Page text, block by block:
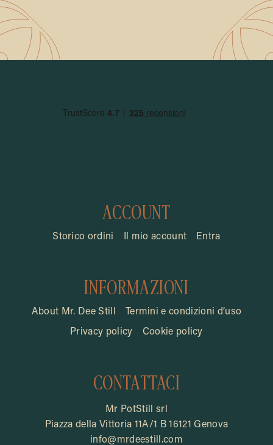
ACCOUNT
Storico ordini Il mio account Entra
INFORMAZIONI
About Mr. Dee Still Termini e condizioni d’uso
Privacy policy Cookie policy
CONTATTACI
Mr PotStill srl
Piazza della Vittoria 11A/1 B 16121 Genova
info@mrdeestill.com